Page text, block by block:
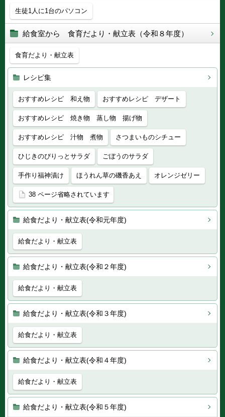
生徒1人に1台のパソコン
給食室から 食育だより・献立表（令和８年度）
食育だより・献立表
レシピ集
おすすめレシピ 和え物 おすすめレシピ デザート
おすすめレシピ 焼き物 蒸し物 揚げ物
おすすめレシピ 汁物 煮物 さつまいものシチュー
ひじきのぴりっとサラダ ごぼうのサラダ
手作り福神漬け ほうれん草の磯香あえ オレンジゼリー
38 ページ省略されています
給食だより・献立表(令和元年度)
給食だより・献立表
給食だより・献立表(令和２年度)
給食だより・献立表
給食だより・献立表(令和３年度)
給食だより・献立表
給食だより・献立表(令和４年度)
給食だより・献立表
給食だより・献立表(令和５年度)